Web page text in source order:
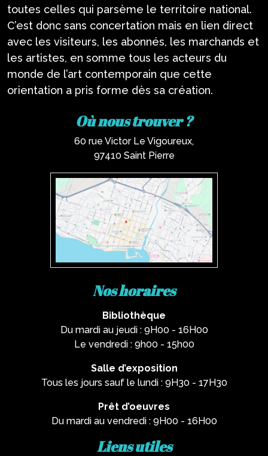
toutes celles qui parsème le territoire national.
C’est donc sans concertation mais en lien direct
avec les visiteurs, les abonnés, les marchands et
les artistes, en somme tous les acteurs du
monde de l’art contemporain que cette
orientation a pris forme dès sa création.
Où nous trouver ?
60 rue Victor Le Vigoureux,
97410 Saint Pierre
Nos horaires
Bibliothèque
Du mardi au jeudi : 9H00 - 16H00
Le vendredi : 9h00 - 15h00
Salle d’exposition
Tous les jours sauf le lundi : 9H30 - 17H30
Prêt d’oeuvres
Du mardi au vendredi : 9H00 - 16H00
Liens utiles